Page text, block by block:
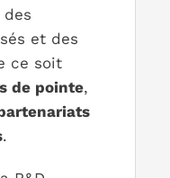
et des
ce soit
de pointe,
.